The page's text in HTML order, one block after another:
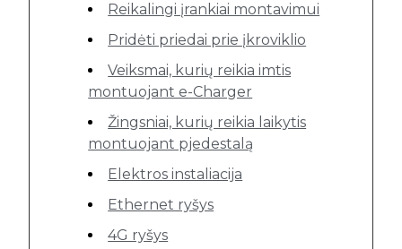
Reikalingi įrankiai montavimui
Pridėti priedai prie įkroviklio
Veiksmai, kurių reikia imtis
montuojant e-Charger
Žingsniai, kurių reikia laikytis
montuojant pjedestalą
Elektros instaliacija
Ethernet ryšys
4G ryšys